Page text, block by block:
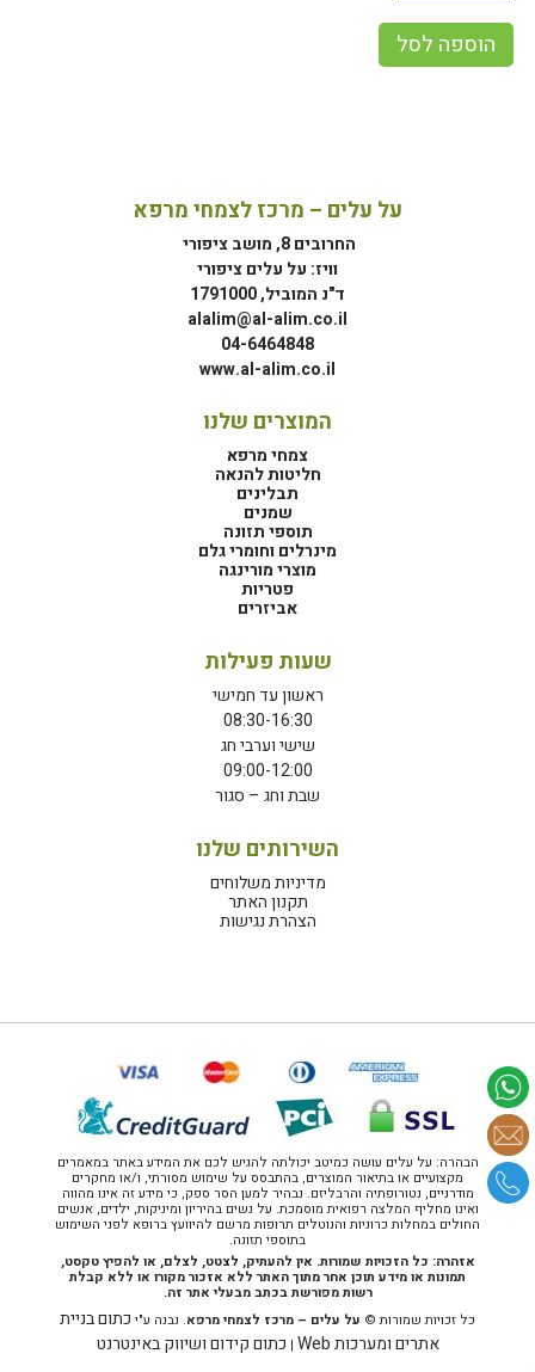
הוספה לסל
על עלים – מרכז לצמחי מרפא
החרובים 8, מושב ציפורי
וויז: על עלים ציפורי
ד"נ המוביל, 1791000
alalim@al-alim.co.il
04-6464848
www.al-alim.co.il
המוצרים שלנו
צמחי מרפא
חליטות להנאה
תבלינים
שמנים
תוספי תזונה
מינרלים וחומרי גלם
מוצרי מורינגה
פטריות
אביזרים
שעות פעילות
ראשון עד חמישי
08:30-16:30
שישי וערבי חג
09:00-12:00
שבת וחג – סגור
השירותים שלנו
מדיניות משלוחים
תקנון האתר
הצהרת נגישות
הבהרה: על עלים עושה כמיטב יכולתה להגיש לכם את המידע באתר במאמרים
מקצועיים או בתיאור המוצרים, בהתבסס על שימוש מסורתי, ו/או מחקרים
מודרניים, נטורופתיה והרבליזם. נבהיר למען הסר ספק, כי מידע זה אינו מהווה
ואינו מחליף המלצה רפואית מוסמכת. על נשים בהיריון ומיניקות, ילדים, אנשים
החולים במחלות כרוניות והנוטלים תרופות מרשם להיוועץ ברופא לפני השימוש
בתוספי תזונה.
אזהרה: כל הזכויות שמורות. אין להעתיק, לצטט, לצלם, או להפיץ טקסט,
תמונות או מידע תוכן אחר מתוך האתר ללא אזכור מקורו או ללא קבלת
רשות מפורשת בכתב מבעלי אתר זה.
כל זכויות שמורות © על עלים – מרכז לצמחי מרפא. נבנה ע"יכתום בניית
אתרים ומערכות Web
| כתום קידום ושיווק באינטרנט